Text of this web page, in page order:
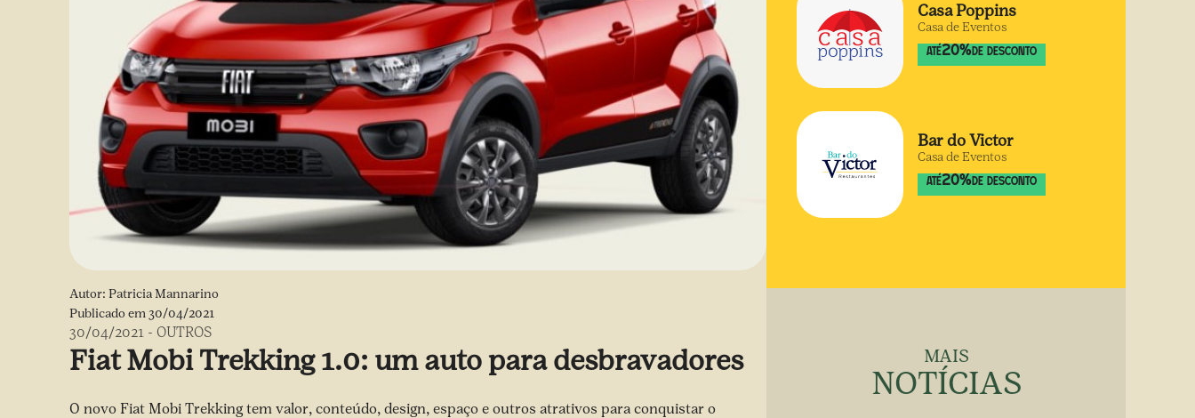
Autor: Patricia Mannarino
Publicado em30/04/2021
30/04/2021 - OUTROS
Fiat Mobi Trekking 1.0: um auto para desbravadores
O novo Fiat Mobi Trekking tem valor, conteúdo, design, espaço e outros atrativos para conquistar o
Casa Poppins
Casa de Eventos
ATÉ20%DE DESCONTO
Bar do Victor
Casa de Eventos
ATÉ20%DE DESCONTO
MAIS
NOTÍCIAS